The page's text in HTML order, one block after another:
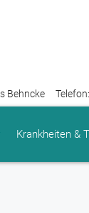
Behncke Telefon:
Krankheiten &